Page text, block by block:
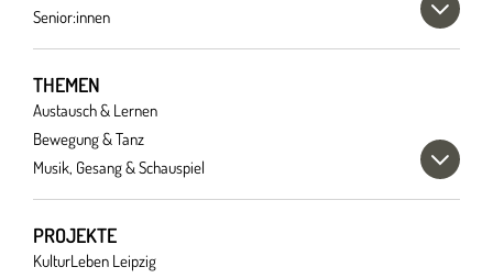
Senior:innen
THEMEN
Austausch & Lernen
Bewegung & Tanz
Musik, Gesang & Schauspiel
PROJEKTE
KulturLeben Leipzig